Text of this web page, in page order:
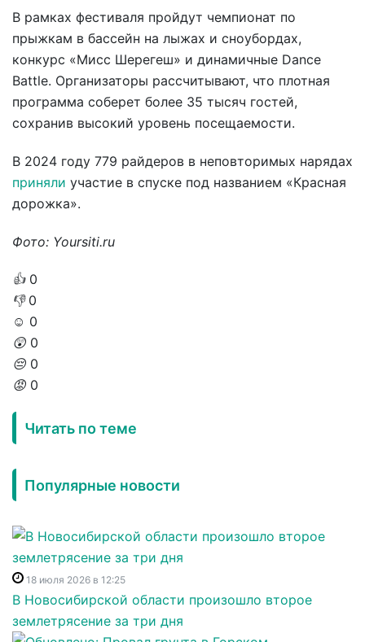
В рамках фестиваля пройдут чемпионат по
прыжкам в бассейн на лыжах и сноубордах,
конкурс «Мисс Шерегеш» и динамичные Dance
Battle. Организаторы рассчитывают, что плотная
программа соберет более 35 тысяч гостей,
сохранив высокий уровень посещаемости.
В 2024 году 779 райдеров в неповторимых нарядах
приняли участие в спуске под названием «Красная
дорожка».
Фото: Yoursiti.ru
👍 0
👎 0
☺️ 0
😲 0
😔 0
😡 0
Читать по теме
Популярные новости
18 июля 2026 в 12:25
В Новосибирской области произошло второе
землетрясение за три дня